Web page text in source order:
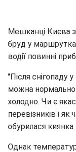
Мешканці Києва
бруд у
водії повинні
"Після снігопаду
можна нормально
холодно. Чи є
перевізників і
обурилася киянка
Однак